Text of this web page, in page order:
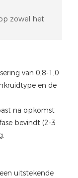
zowel het
van 0,8-1,0
en de
na opkomst
bevindt (2-3
uitstekende